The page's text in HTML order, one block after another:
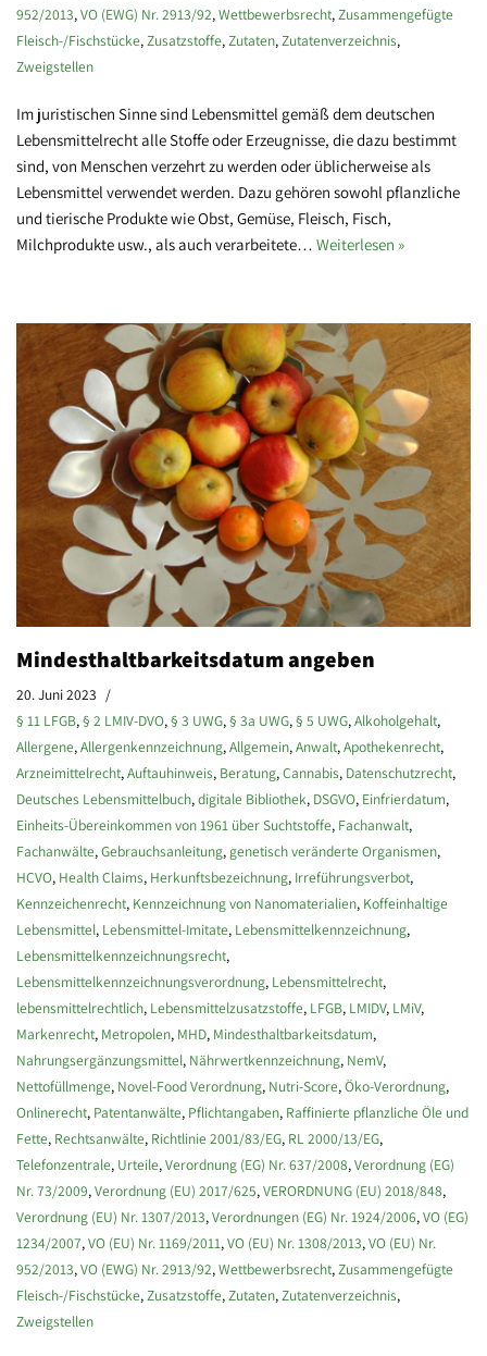
952/2013,VO (EWG) Nr. 2913/92,Wettbewerbsrecht,Zusammengefügte
Fleisch-/Fischstücke,Zusatzstoffe,Zutaten,Zutatenverzeichnis,
Zweigstellen
Im juristischen Sinne sind Lebensmittel gemäß dem deutschen
Lebensmittelrecht alle Stoffe oder Erzeugnisse, die dazu bestimmt
sind, von Menschen verzehrt zu werden oder üblicherweise als
Lebensmittel verwendet werden. Dazu gehören sowohl pflanzliche
und tierische Produkte wie Obst, Gemüse, Fleisch, Fisch,
Milchprodukte usw., als auch verarbeitete… Weiterlesen »
Mindesthaltbarkeitsdatum angeben
20. Juni 2023
§ 11 LFGB,§ 2 LMIV-DVO,§ 3 UWG,§ 3a UWG,§ 5 UWG,Alkoholgehalt,
Allergene,Allergenkennzeichnung,Allgemein,Anwalt,Apothekenrecht,
Arzneimittelrecht,Auftauhinweis, Beratung,Cannabis, Datenschutzrecht,
Deutsches Lebensmittelbuch,digitale Bibliothek, DSGVO, Einfrierdatum,
Einheits-Übereinkommen von 1961 über Suchtstoffe, Fachanwalt,
Fachanwälte,Gebrauchsanleitung, genetisch veränderte Organismen,
HCVO, Health Claims, Herkunftsbezeichnung, Irreführungsverbot,
Kennzeichenrecht, Kennzeichnung von Nanomaterialien, Koffeinhaltige
Lebensmittel, Lebensmittel-Imitate, Lebensmittelkennzeichnung,
Lebensmittelkennzeichnungsrecht,
Lebensmittelkennzeichnungsverordnung, Lebensmittelrecht,
lebensmittelrechtlich, Lebensmittelzusatzstoffe, LFGB, LMIDV, LMiV,
Markenrecht, Metropolen, MHD, Mindesthaltbarkeitsdatum,
Nahrungsergänzungsmittel, Nährwertkennzeichnung, NemV,
Nettofüllmenge, Novel-Food Verordnung, Nutri-Score,Öko-Verordnung,
Onlinerecht, Patentanwälte, Pflichtangaben, Raffinierte pflanzliche Öle und
Fette, Rechtsanwälte, Richtlinie 2001/83/EG, RL 2000/13/EG,
Telefonzentrale, Urteile,Verordnung (EG) Nr. 637/2008,Verordnung (EG)
Nr. 73/2009,Verordnung (EU) 2017/625,VERORDNUNG (EU) 2018/848,
Verordnung (EU) Nr. 1307/2013,Verordnungen (EG) Nr. 1924/2006,VO (EG)
1234/2007,VO (EU) Nr. 1169/2011,VO (EU) Nr. 1308/2013,VO (EU) Nr.
952/2013,VO (EWG) Nr. 2913/92,Wettbewerbsrecht,Zusammengefügte
Fleisch-/Fischstücke,Zusatzstoffe,Zutaten,Zutatenverzeichnis,
Zweigstellen